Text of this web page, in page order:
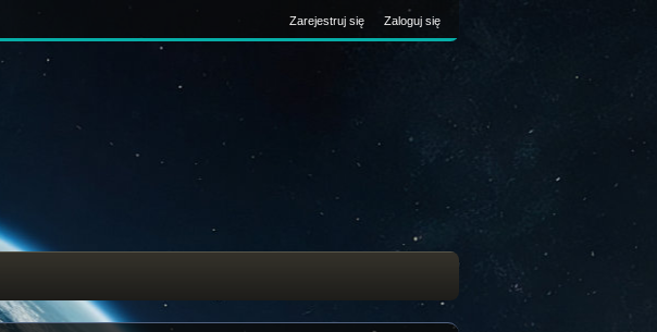
Zarejestruj się Zaloguj się